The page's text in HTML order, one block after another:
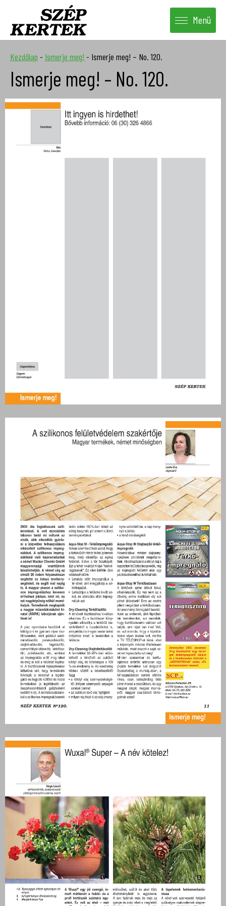
Menü
Kezdőlap - Ismerje meg! - Ismerje meg! – No. 120.
Ismerje meg! – No. 120.